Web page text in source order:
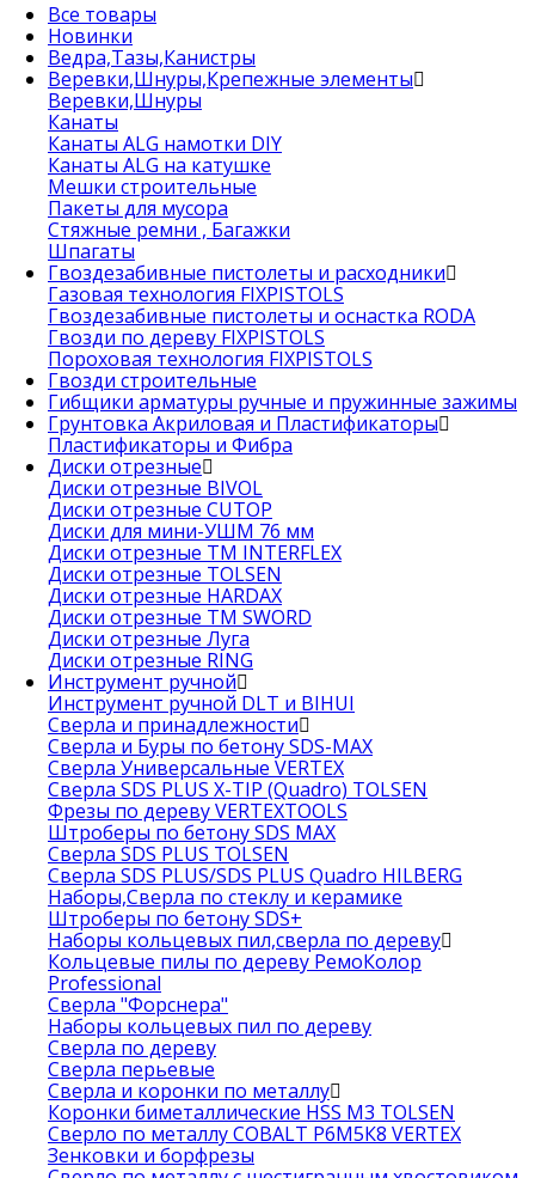
Все товары
Новинки
Ведра,Тазы,Канистры
Веревки,Шнуры,Крепежные элементы
Веревки,Шнуры
Канаты
Канаты ALG намотки DIY
Канаты ALG на катушке
Мешки строительные
Пакеты для мусора
Стяжные ремни , Багажки
Шпагаты
Гвоздезабивные пистолеты и расходники
Газовая технология FIXPISTOLS
Гвоздезабивные пистолеты и оснастка RODA
Гвозди по дереву FIXPISTOLS
Пороховая технология FIXPISTOLS
Гвозди строительные
Гибщики арматуры ручные и пружинные зажимы
Грунтовка Акриловая и Пластификаторы
Пластификаторы и Фибра
Диски отрезные
Диски отрезные BIVOL
Диски отрезные CUTOP
Диски для мини-УШМ 76 мм
Диски отрезные ТМ INTERFLEX
Диски отрезные TOLSEN
Диски отрезные HARDAX
Диски отрезные ТМ SWORD
Диски отрезные Луга
Диски отрезные RING
Инструмент ручной
Инструмент ручной DLT и BIHUI
Сверла и принадлежности
Сверла и Буры по бетону SDS-MAX
Сверла Универсальные VERTEX
Сверла SDS PLUS X-TIP (Quadro) TOLSEN
Фрезы по дереву VERTEXTOOLS
Штроберы по бетону SDS MAX
Сверла SDS PLUS TOLSEN
Сверла SDS PLUS/SDS PLUS Quadro HILBERG
Наборы,Сверла по стеклу и керамике
Штроберы по бетону SDS+
Наборы кольцевых пил,сверла по дереву
Кольцевые пилы по дереву РемоКолор
Professional
Сверла "Форснера"
Наборы кольцевых пил по дереву
Сверла по дереву
Сверла перьевые
Сверла и коронки по металлу
Коронки биметаллические HSS M3 TOLSEN
Сверло по металлу COBALT Р6М5К8 VERTEX
Зенковки и борфрезы